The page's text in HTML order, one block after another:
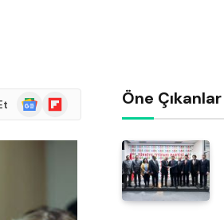
Google
News
Flipboard Öne Çıkanlar